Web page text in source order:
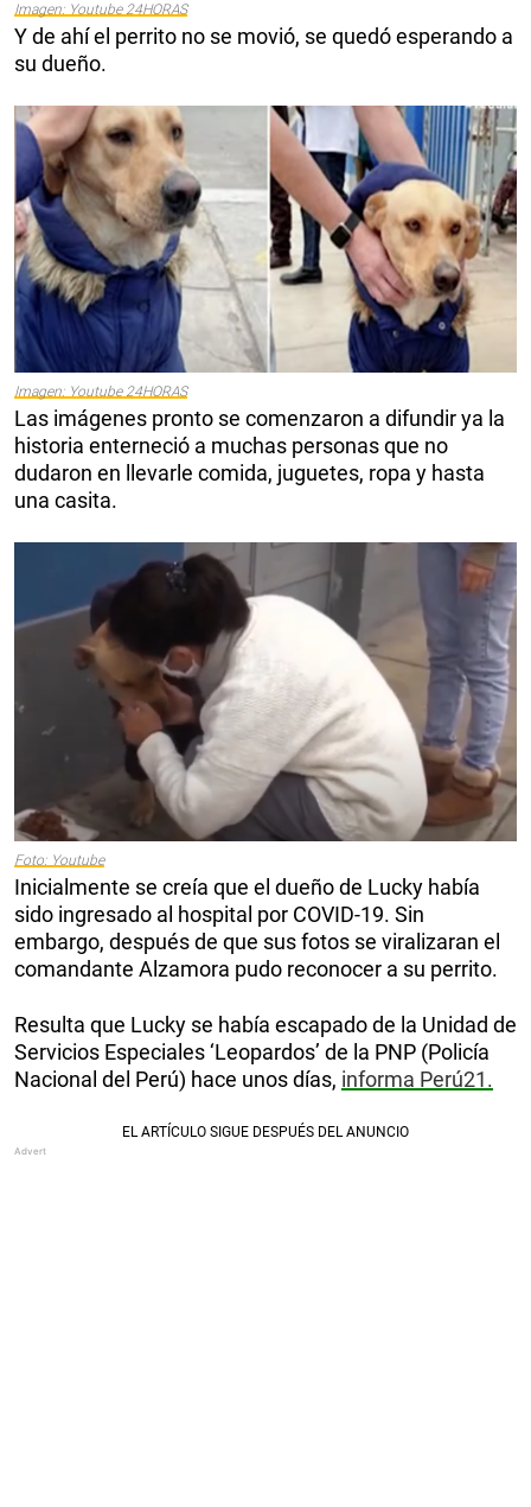
Imagen: Youtube 24HORAS
Y de ahí el perrito no se movió, se quedó esperando a
su dueño.
Imagen: Youtube 24HORAS
Las imágenes pronto se comenzaron a difundir ya la
historia enterneció a muchas personas que no
dudaron en llevarle comida, juguetes, ropa y hasta
una casita.
Foto: Youtube
Inicialmente se creía que el dueño de Lucky había
sido ingresado al hospital por COVID-19. Sin
embargo, después de que sus fotos se viralizaran el
comandante Alzamora pudo reconocer a su perrito.
Resulta que Lucky se había escapado de la Unidad de
Servicios Especiales ‘Leopardos’ de la PNP (Policía
Nacional del Perú) hace unos días, informa Perú21.